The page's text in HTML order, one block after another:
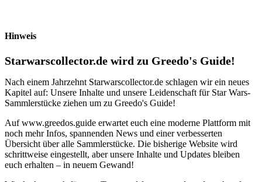
Hinweis
Starwarscollector.de wird zu Greedo's Guide!
Nach einem Jahrzehnt Starwarscollector.de schlagen wir ein neues
Kapitel auf: Unsere Inhalte und unsere Leidenschaft für Star Wars-
Sammlerstücke ziehen um zu Greedo's Guide!
Auf www.greedos.guide erwartet euch eine moderne Plattform mit
noch mehr Infos, spannenden News und einer verbesserten
Übersicht über alle Sammlerstücke. Die bisherige Website wird
schrittweise eingestellt, aber unsere Inhalte und Updates bleiben
euch erhalten – in neuem Gewand!